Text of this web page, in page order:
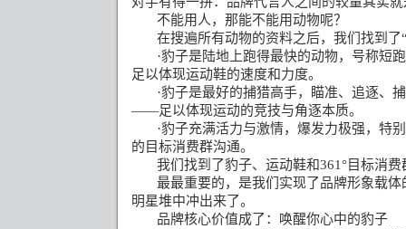
不能用人，那能不能用动物呢？
在搜遍所有动物的资料之后，我们找到了
·豹子是陆地上跑得最快的动物，号称短
足以体现运动鞋的速度和力度。
·豹子是最好的捕猎高手，瞄准、追逐、
——足以体现运动的竞技与角逐本质。
·豹子充满活力与激情，爆发力极强，特
的目标消费群沟通。
我们找到了豹子、运动鞋和361°目标消
最最重要的，是我们实现了品牌形象载体
明星堆中冲出来了。
品牌核心价值成了：唤醒你心中的豹子